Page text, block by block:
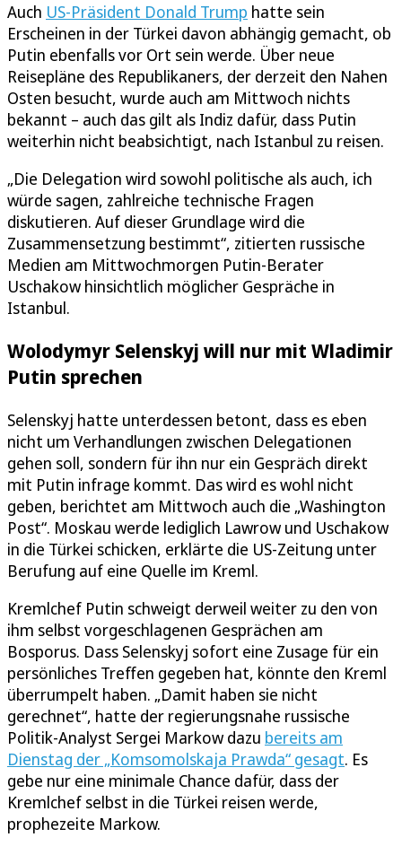
Auch US-Präsident Donald Trump hatte sein
Erscheinen in der Türkei davon abhängig gemacht, ob
Putin ebenfalls vor Ort sein werde. Über neue
Reisepläne des Republikaners, der derzeit den Nahen
Osten besucht, wurde auch am Mittwoch nichts
bekannt – auch das gilt als Indiz dafür, dass Putin
weiterhin nicht beabsichtigt, nach Istanbul zu reisen.
„Die Delegation wird sowohl politische als auch, ich
würde sagen, zahlreiche technische Fragen
diskutieren. Auf dieser Grundlage wird die
Zusammensetzung bestimmt“, zitierten russische
Medien am Mittwochmorgen Putin-Berater
Uschakow hinsichtlich möglicher Gespräche in
Istanbul.
Wolodymyr Selenskyj will nur mit Wladimir
Putin sprechen
Selenskyj hatte unterdessen betont, dass es eben
nicht um Verhandlungen zwischen Delegationen
gehen soll, sondern für ihn nur ein Gespräch direkt
mit Putin infrage kommt. Das wird es wohl nicht
geben, berichtet am Mittwoch auch die „Washington
Post“. Moskau werde lediglich Lawrow und Uschakow
in die Türkei schicken, erklärte die US-Zeitung unter
Berufung auf eine Quelle im Kreml.
Kremlchef Putin schweigt derweil weiter zu den von
ihm selbst vorgeschlagenen Gesprächen am
Bosporus. Dass Selenskyj sofort eine Zusage für ein
persönliches Treffen gegeben hat, könnte den Kreml
überrumpelt haben. „Damit haben sie nicht
gerechnet“, hatte der regierungsnahe russische
Politik-Analyst Sergei Markow dazu bereits am
Dienstag der „Komsomolskaja Prawda“ gesagt. Es
gebe nur eine minimale Chance dafür, dass der
Kremlchef selbst in die Türkei reisen werde,
prophezeite Markow.